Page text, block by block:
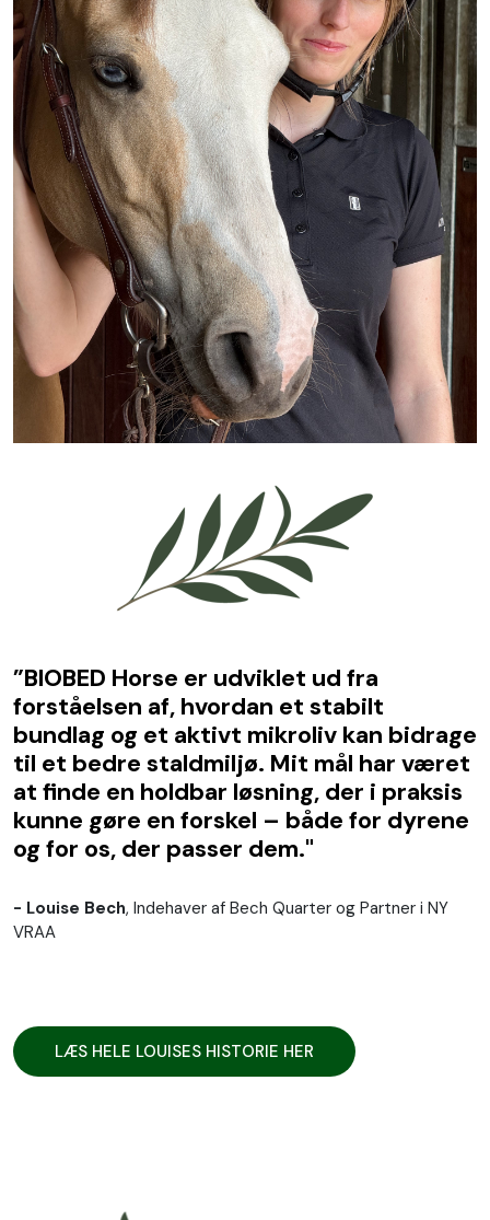
”BIOBED Horse er udviklet ud fra
forståelsen af, hvordan et stabilt
bundlag og et aktivt mikroliv kan bidrage
til et bedre staldmiljø. Mit mål har været
at finde en holdbar løsning, der i praksis
kunne gøre en forskel – både for dyrene
og for os, der passer dem."
- Louise Bech, Indehaver af Bech Quarter og Partner i NY
VRAA
LÆS HELE LOUISES HISTORIE HER